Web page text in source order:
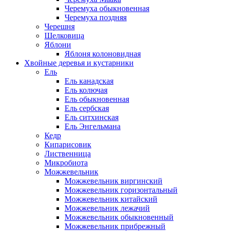
Черемуха обыкновенная
Черемуха поздняя
Черешня
Шелковица
Яблони
Яблоня колоновидная
Хвойные деревья и кустарники
Ель
Ель канадская
Ель колючая
Ель обыкновенная
Ель сербская
Ель ситхинская
Ель Энгельмана
Кедр
Кипарисовик
Лиственница
Микробиота
Можжевельник
Можжевельник виргинский
Можжевельник горизонтальный
Можжевельник китайский
Можжевельник лежачий
Можжевельник обыкновенный
Можжевельник прибрежный